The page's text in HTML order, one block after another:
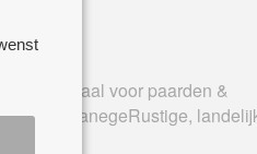
m²Ideaal voor paarden &
manegeRustige,